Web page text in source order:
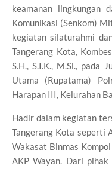
keamanan lingkungan
Komunikasi (Senkom)
kegiatan silaturahmi
Tangerang Kota,
S.H., S.I.K., M.Si., pada
Utama (Rupatama)
Harapan III, Kelurahan
Hadir dalam kegiatan
Tangerang Kota seperti
Wakasat Binmas
AKP Wayan. Dari